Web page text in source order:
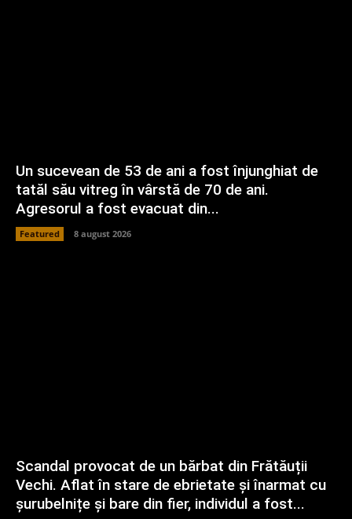
Un sucevean de 53 de ani a fost înjunghiat de
tatăl său vitreg în vârstă de 70 de ani.
Agresorul a fost evacuat din...
Featured 8 august 2026
Scandal provocat de un bărbat din Frătăuții
Vechi. Aflat în stare de ebrietate și înarmat cu
șurubelnițe și bare din fier, individul a fost...